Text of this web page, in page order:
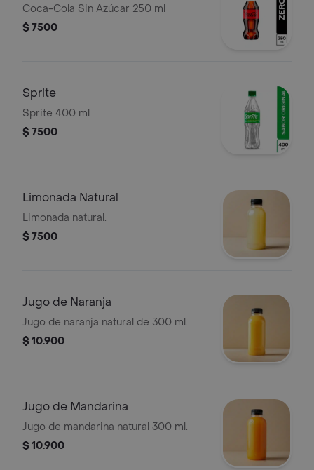
Coca-Cola Sin Azúcar 250 ml
$ 7500
Sprite
Sprite 400 ml
$ 7500
Limonada Natural
Limonada natural.
$ 7500
Jugo de Naranja
Jugo de naranja natural de 300 ml.
$ 10.900
Jugo de Mandarina
Jugo de mandarina natural 300 ml.
$ 10.900